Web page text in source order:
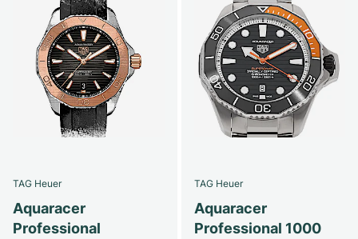
TAG Heuer
Aquaracer
Professional
TAG Heuer
Aquaracer
Professional 1000